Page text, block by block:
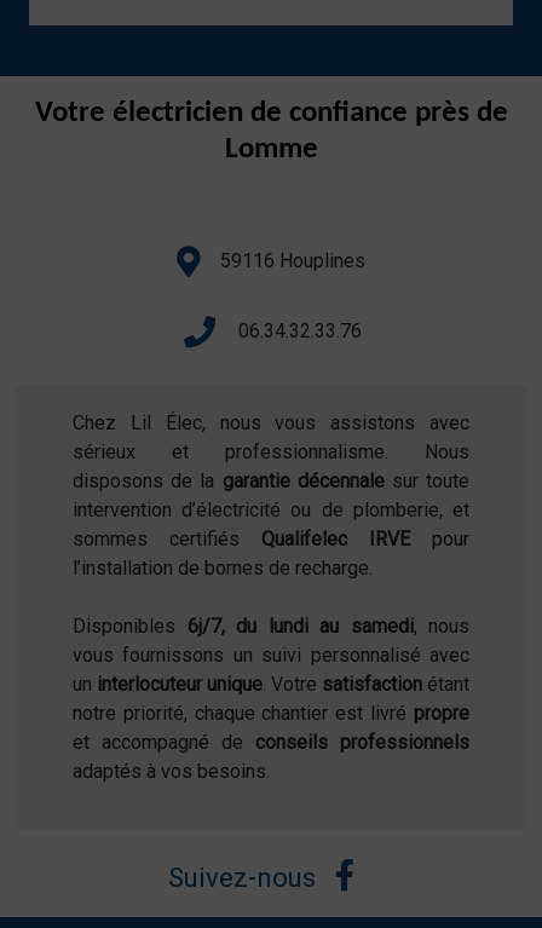
Votre électricien de confiance près de
Lomme
59116 Houplines
06.34.32.33.76
Chez Lil Élec, nous vous assistons avec
sérieux et professionnalisme. Nous
disposons de la garantie décennalesur toute
intervention d’électricité ou de plomberie, et
sommes certifiés Qualifelec IRVEpour
l’installation de bornes de recharge.
Disponibles 6j/7, du lundi au samedi, nous
vous fournissons un suivi personnalisé avec
un interlocuteur unique. Votre satisfaction étant
notre priorité, chaque chantier est livré propre
et accompagné de conseils professionnels
adaptés à vos besoins.
Suivez-nous